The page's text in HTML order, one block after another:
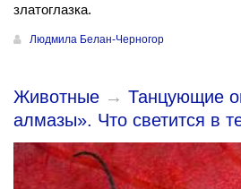
златоглазка.
Людмила Белан-Черногор
Животные → Танцующие
алмазы». Что светится в